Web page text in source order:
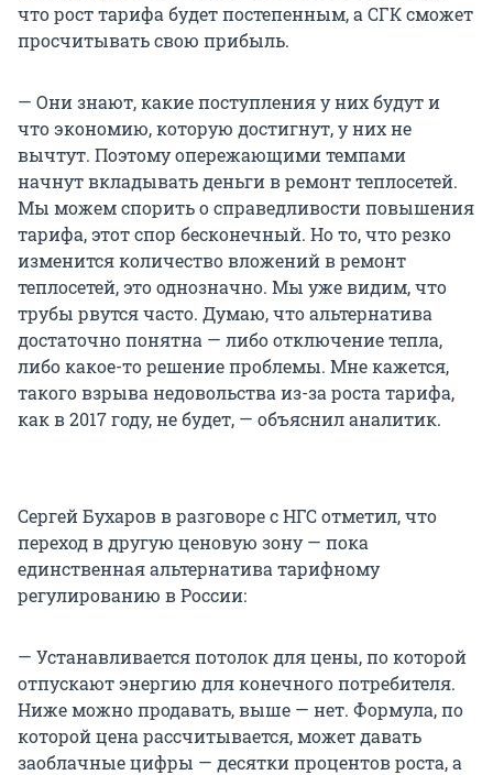
что рост тарифа будет постепенным, а СГК сможет
просчитывать свою прибыль.
— Они знают, какие поступления у них будут и
что экономию, которую достигнут, у них не
вычтут. Поэтому опережающими темпами
начнут вкладывать деньги в ремонт теплосетей.
Мы можем спорить о справедливости повышения
тарифа, этот спор бесконечный. Но то, что резко
изменится количество вложений в ремонт
теплосетей, это однозначно. Мы уже видим, что
трубы рвутся часто. Думаю, что альтернатива
достаточно понятна — либо отключение тепла,
либо какое-то решение проблемы. Мне кажется,
такого взрыва недовольства из-за роста тарифа,
как в 2017 году, не будет, — объяснил аналитик.
Сергей Бухаров в разговоре с НГС отметил, что
переход в другую ценовую зону — пока
единственная альтернатива тарифному
регулированию в России:
— Устанавливается потолок для цены, по которой
отпускают энергию для конечного потребителя.
Ниже можно продавать, выше — нет. Формула, по
которой цена рассчитывается, может давать
заоблачные цифры — десятки процентов роста, а